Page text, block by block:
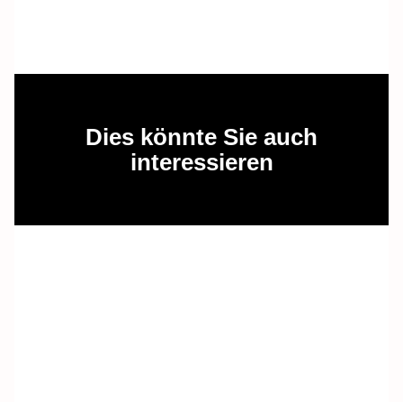
Dies könnte Sie auch
interessieren